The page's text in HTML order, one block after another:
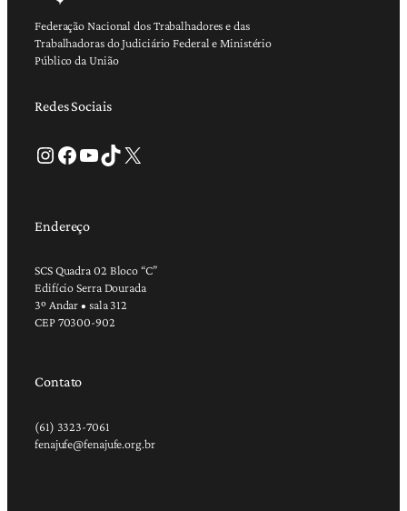
Federação Nacional dos Trabalhadores e das
Trabalhadoras do Judiciário Federal e Ministério
Público da União
Redes Sociais
Instagram Facebook Youtube TikTok X
Endereço
SCS Quadra 02 Bloco “C”
Edifício Serra Dourada
3º Andar • sala 312
CEP 70300-902
Contato
(61) 3323-7061
fenajufe@fenajufe.org.br